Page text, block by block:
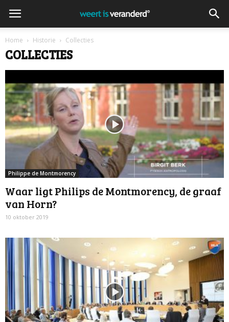
Home Historie Collecties
COLLECTIES
Philippe de Montmorency
Waar ligt Philips de Montmorency, de graaf
van Horn?
10 oktober 2019